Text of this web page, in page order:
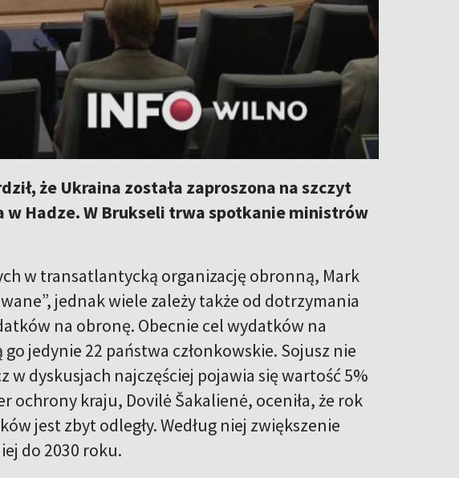
że Ukraina została zaproszona na szczyt
w Hadze. W Brukseli trwa spotkanie ministrów
w transatlantycką organizację obronną, Mark
jednak wiele zależy także od dotrzymania
na obronę. Obecnie cel wydatków na
jedynie 22 państwa członkowskie. Sojusz nie
dyskusjach najczęściej pojawia się wartość 5%
ochrony kraju, Dovilė Šakalienė, oceniła, że rok
jest zbyt odległy. Według niej zwiększenie
do 2030 roku.